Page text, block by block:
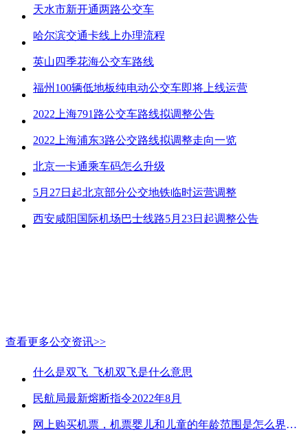
天水市新开通两路公交车
哈尔滨交通卡线上办理流程
英山四季花海公交车路线
福州100辆低地板纯电动公交车即将上线运营
2022上海791路公交车路线拟调整公告
2022上海浦东3路公交路线拟调整走向一览
北京一卡通乘车码怎么升级
5月27日起北京部分公交地铁临时运营调整
西安咸阳国际机场巴士线路5月23日起调整公告
查看更多公交资讯>>
什么是双飞_飞机双飞是什么意思
民航局最新熔断指令2022年8月
网上购买机票，机票婴儿和儿童的年龄范围是怎么界定的？